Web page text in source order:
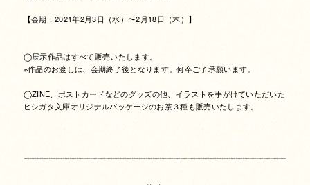
【会期：2021年2月3日（水）〜2月18日（木）】
◯展示作品はすべて販売いたします。
※作品のお渡しは、会期終了後となります。何卒ご了承願います。
◯ZINE、ポストカードなどのグッズの他、イラストを手がけていただいた
ヒシガタ文庫オリジナルパッケージのお茶３種も販売いたします。